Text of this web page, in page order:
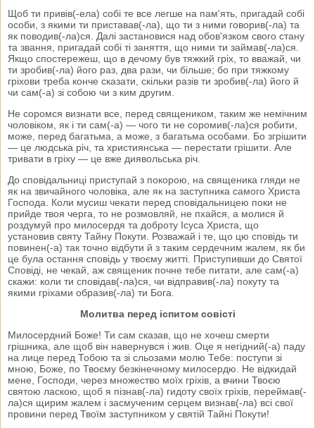
Щоб ти привів(-ела) собі те все легше на пам'ять, пригадай собі
особи, з якими ти приставав(-ла), що ти з ними говорив(-ла) та
як поводив(-ла)ся. Далі застановися над обов'язком свого стану
та звання, пригадай собі ті заняття, що ними ти займав(-ла)ся.
Якщо спостережеш, що в дечому був тяжкий гріх, то вважай, чи
ти зробив(-ла) його раз, два рази, чи більше; бо при тяжкому
гріхови треба конче сказати, скільки разів ти зробив(-ла) його й
чи сам(-а) зі собою чи з ким другим.
Не соромся визнати все, перед священиком, таким же немічним
чоловіком, як і ти сам(-а) — чого ти не соромив(-ла)ся робити,
може, перед багатьма, а може, з багатьма особами. Бо згрішити
— це людська річ, та християнська — перестати грішити. Але
тривати в гріху — це вже диявольська річ.
До сповідальниці приступай з покорою, на священика гляди не
як на звичайного чоловіка, але як на заступника самого Христа
Господа. Коли мусиш чекати перед сповідальницею поки не
прийде твоя черга, то не розмовляй, не пхайся, а молися й
роздумуй про милосердя та доброту Ісуса Христа, що
установив святу Тайну Покути. Розважай і те, що цю сповідь ти
повинен(-а) так точно відбути й з таким сердечним жалем, як би
це була остання сповідь у твоєму житті. Приступивши до Святої
Сповіді, не чекай, аж священик почне тебе питати, але сам(-а)
скажи: коли ти сповідав(-ла)ся, чи відправив(-ла) покуту та
якими гріхами образив(-ла) ти Бога.
Молитва перед іспитом совісті
Милосердний Боже! Ти сам сказав, що не хочеш смерти
грішника, але щоб він навернувся і жив. Оце я негідний(-а) паду
на лице перед Тобою та зі сльозами молю Тебе: поступи зі
мною, Боже, по Твоєму безкінечному милосердю. Не відкидай
мене, Господи, через множество моїх гріхів, а вчини Твоєю
святою лас­кою, щоб я пізнав(-ла) гидоту своїх гріхів, переймав(-
ла)ся щирим жалем і засмученим серцем визнав(-ла) всі свої
провини перед Твоїм заступником у святій Тайні Покути!